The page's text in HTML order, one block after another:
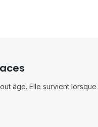
âge. Elle survient lorsque